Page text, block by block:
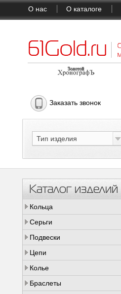
О нас О каталоге
Заказать звонок
Тип изделия
Каталог изделий
Кольца
Серьги
Подвески
Цепи
Колье
Браслеты